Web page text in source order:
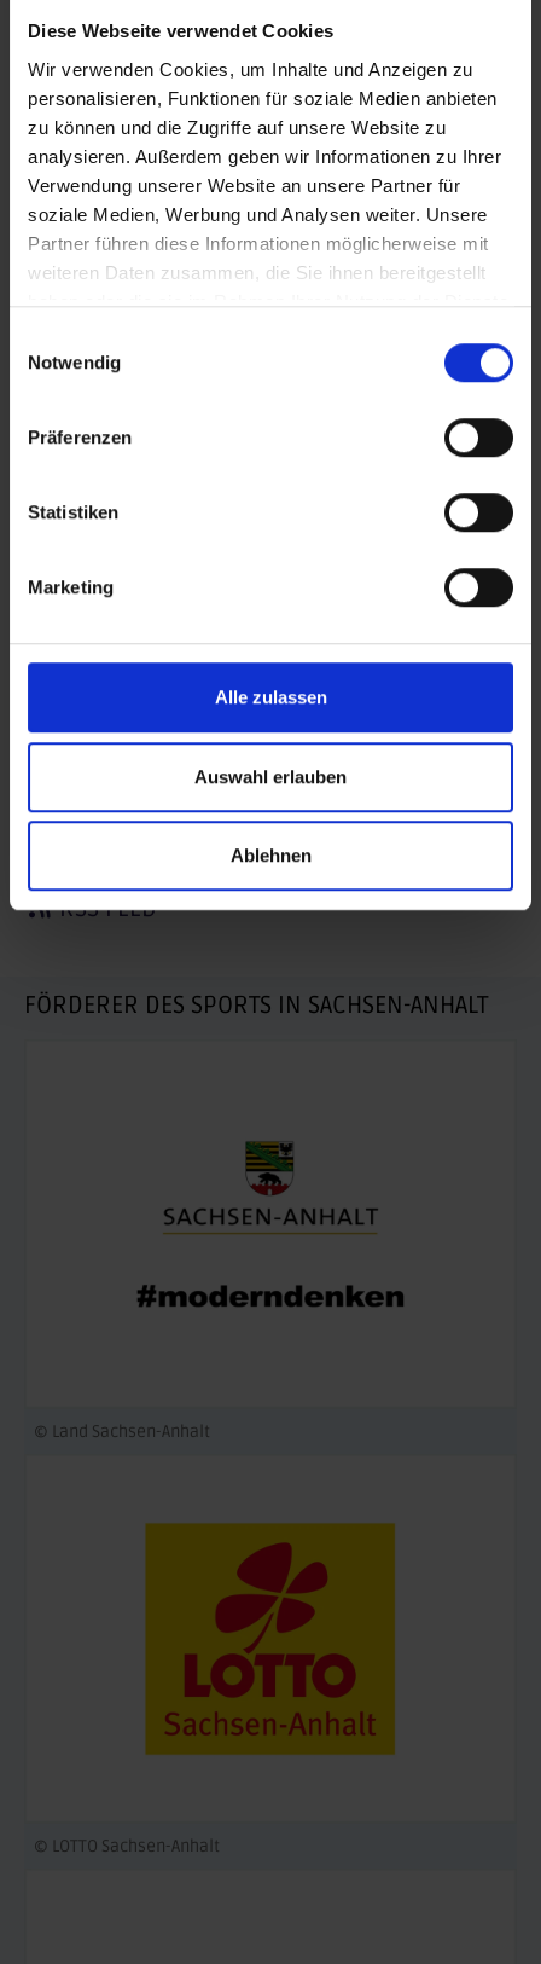
Diese Webseite verwendet Cookies
Wir verwenden Cookies, um Inhalte und Anzeigen zu
personalisieren, Funktionen für soziale Medien anbieten
zu können und die Zugriffe auf unsere Website zu
analysieren. Außerdem geben wir Informationen zu Ihrer
Verwendung unserer Website an unsere Partner für
soziale Medien, Werbung und Analysen weiter. Unsere
Partner führen diese Informationen möglicherweise mit
weiteren Daten zusammen, die Sie ihnen bereitgestellt
haben oder die sie im Rahmen Ihrer Nutzung der Dienste
Notwendig
Präferenzen
Statistiken
Marketing
Alle zulassen
Auswahl erlauben
Ablehnen
SV Eintracht Derenburg e.V.
TSG GutsMuths 1860 Quedlinburg e.V.
SV Chemie Genthin e.V.
Behinderten-Rehabilitations-Senioren-
Sportverein Köthen e.V.
Wintersportverein Harzgerode e.V.
TSV Wefensleben e.V.
Allen Gewinnern unseren herzlichen Glückwunsch! Die
Materialboxen gehen in den nächsten Tagen auf die
die im LSB4Sports hinterlegten Bankkonten der Vereine
überwiesen. In den nächsten Wochen werden wir an
dieser Stelle den einen oder anderen Preisträger als
Best Practice Beispiel für andere Vereine vorstellen.
Zurück
posten
RSS FEED
FÖRDERER DES SPORTS IN SACHSEN-ANHALT
© Land Sachsen-Anhalt
© LOTTO Sachsen-Anhalt